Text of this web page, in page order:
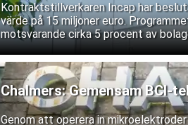
Kontraktstillverkaren Incap har
värde på 15 miljoner euro.
motsvarande cirka 5 procent av
Chalmers: Gemensam BCI-
Genom att operera in